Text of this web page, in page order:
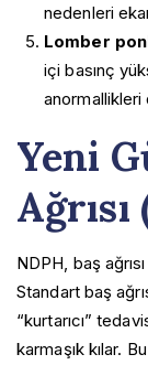
nedenleri
Lomber
içi basınç
anormallikleri
Yeni
NDPH, baş
Standart baş
“kurtarıcı”
karmaşık kılar.